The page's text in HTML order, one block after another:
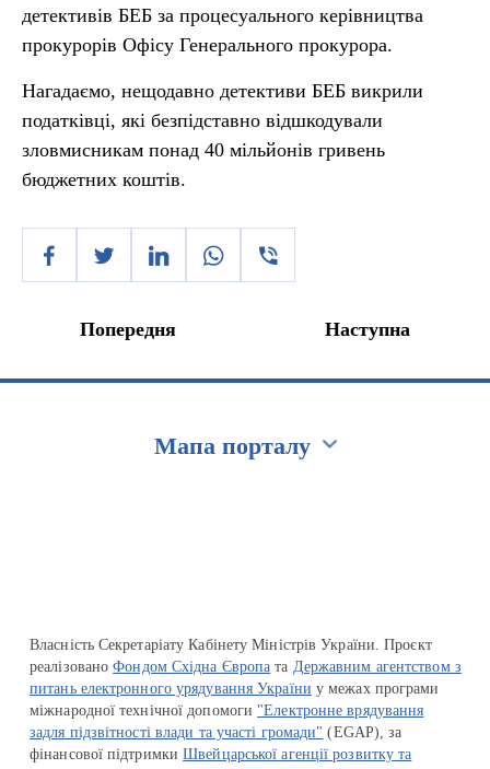
детективів БЕБ за процесуального керівництва
прокурорів Офісу Генерального прокурора.
Нагадаємо, нещодавно детективи БЕБ викрили
податківці, які безпідставно відшкодували
зловмисникам понад 40 мільйонів гривень
бюджетних коштів.
Попередня Наступна
Мапа порталу
Власність Секретаріату Кабінету Міністрів України. Проєкт
реалізованоФондом Східна Європа та Державним агентством з
питань електронного урядування України у межах програми
міжнародної технічної допомоги "Електронне врядування
задля підзвітності влади та участі громади" (EGAP), за
фінансової підтримкиШвейцарської агенції розвитку та